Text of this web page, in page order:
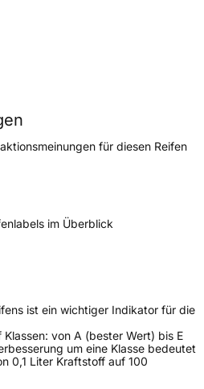
km/h
für diesen Reifen
im Überblick
ist ein wichtiger Indikator für die
von A (bester Wert) bis E
um eine Klasse bedeutet
0,1 Liter Kraftstoff auf 100